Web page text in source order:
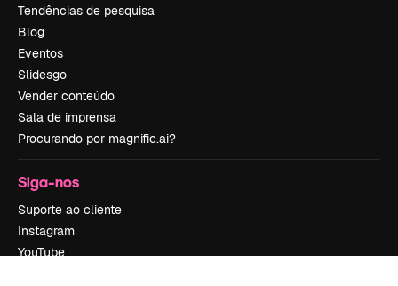
Tendências de pesquisa
Blog
Eventos
Slidesgo
Vender conteúdo
Sala de imprensa
Procurando por magnific.ai?
Siga-nos
Suporte ao cliente
Instagram
YouTube